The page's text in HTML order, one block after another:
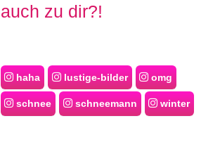
auch zu dir?!
haha lustige-bilder omg
schnee schneemann winter